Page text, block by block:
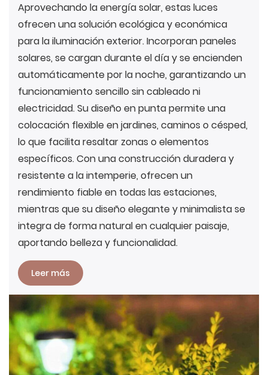
Aprovechando la energía solar, estas luces
ofrecen una solución ecológica y económica
para la iluminación exterior. Incorporan paneles
solares, se cargan durante el día y se encienden
automáticamente por la noche, garantizando un
funcionamiento sencillo sin cableado ni
electricidad. Su diseño en punta permite una
colocación flexible en jardines, caminos o césped,
lo que facilita resaltar zonas o elementos
específicos. Con una construcción duradera y
resistente a la intemperie, ofrecen un
rendimiento fiable en todas las estaciones,
mientras que su diseño elegante y minimalista se
integra de forma natural en cualquier paisaje,
aportando belleza y funcionalidad.
Leer más